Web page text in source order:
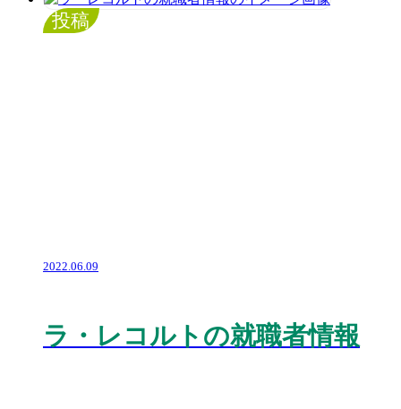
投稿
2022.06.09
ラ・レコルトの就職者情報